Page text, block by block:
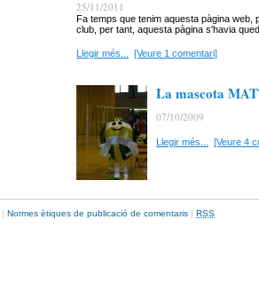
25/11/2011
Fa temps que tenim aquesta pàgina
club, per tant, aquesta pàgina s'havia
Llegir més... [Veure 1 comentari]
La mascota
07/10/2009
Llegir més... [Veure 4
| Normes ètiques de publicació de comentaris | RSS